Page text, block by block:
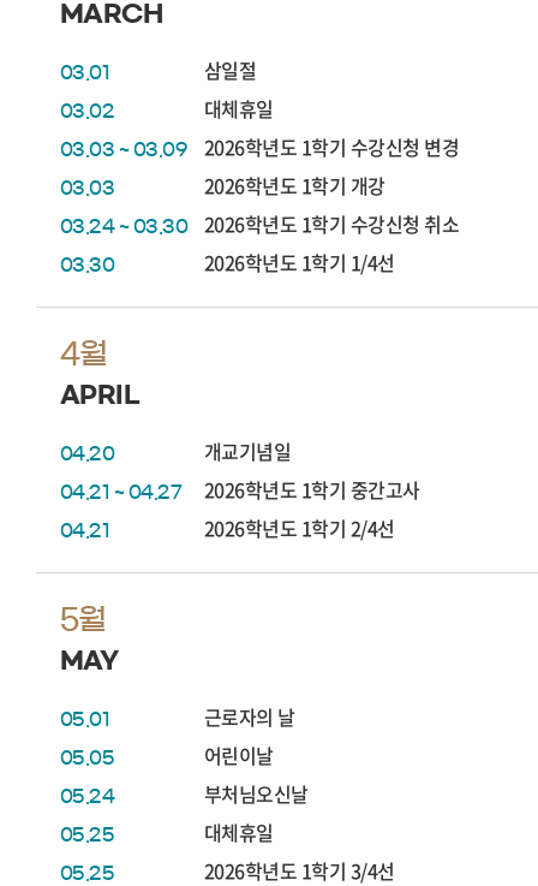
MARCH
03.01 삼일절
03.02 대체휴일
03.03 ~ 03.09 2026학년도 1학기 수강신청 변경
03.03 2026학년도 1학기 개강
03.24 ~ 03.30 2026학년도 1학기 수강신청 취소
03.30 2026학년도 1학기 1/4선
4월
APRIL
04.20 개교기념일
04.21 ~ 04.27 2026학년도 1학기 중간고사
04.21 2026학년도 1학기 2/4선
5월
MAY
05.01 근로자의 날
05.05 어린이날
05.24 부처님오신날
05.25 대체휴일
05.25 2026학년도 1학기 3/4선